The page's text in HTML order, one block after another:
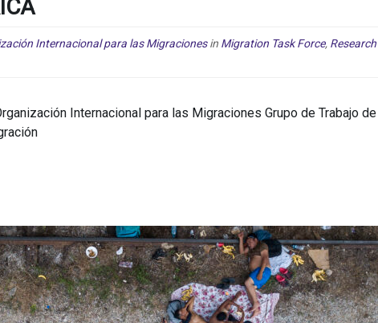
Internacional para las Migraciones in Migration Task Force, Research
Internacional para las Migraciones Grupo de Trabajo de